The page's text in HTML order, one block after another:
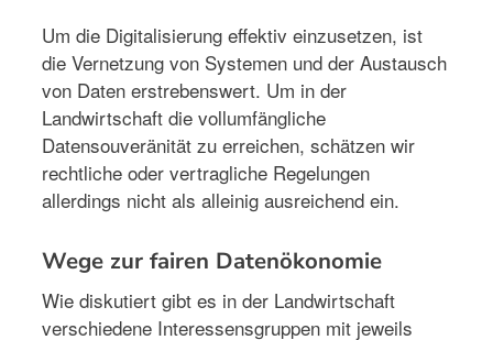
Um die Digitalisierung effektiv einzusetzen, ist
die Vernetzung von Systemen und der Austausch
von Daten erstrebenswert. Um in der
Landwirtschaft die vollumfängliche
Datensouveränität zu erreichen, schätzen wir
rechtliche oder vertragliche Regelungen
allerdings nicht als alleinig ausreichend ein.
Wege zur fairen Datenökonomie
Wie diskutiert gibt es in der Landwirtschaft
verschiedene Interessensgruppen mit jeweils